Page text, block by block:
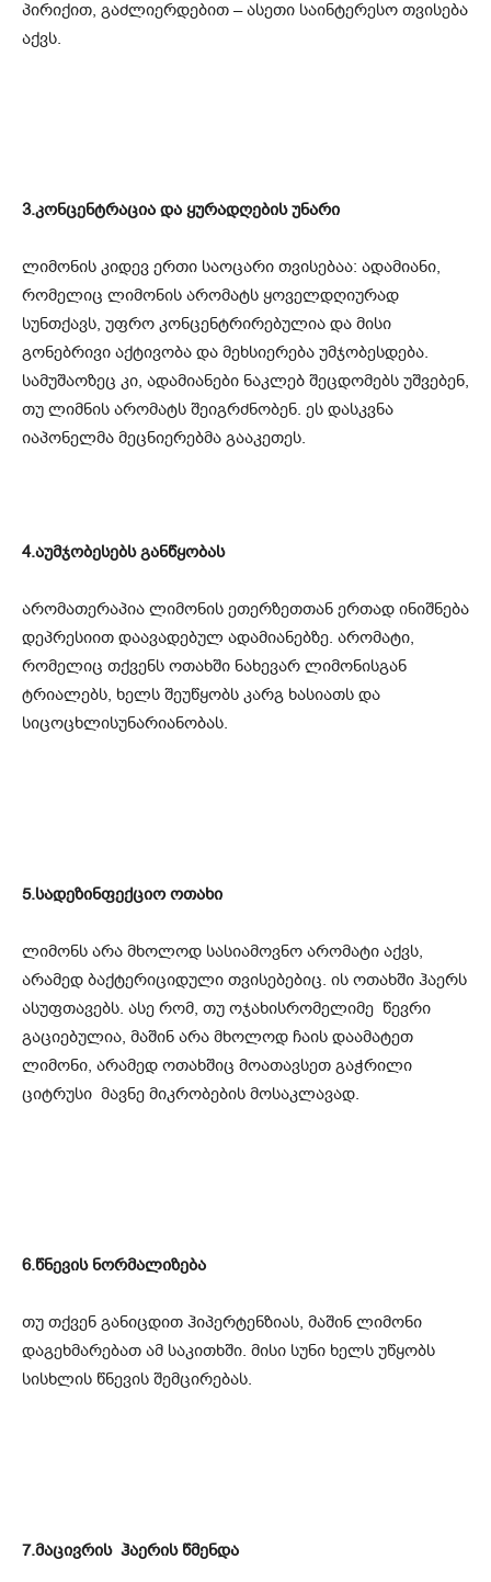
პირიქით, გაძლიერდებით – ასეთი საინტერესო თვისება
აქვს.
3.კონცენტრაცია და ყურადღების უნარი
ლიმონის კიდევ ერთი საოცარი თვისებაა: ადამიანი,
რომელიც ლიმონის არომატს ყოველდღიურად
სუნთქავს, უფრო კონცენტრირებულია და მისი
გონებრივი აქტივობა და მეხსიერება უმჯობესდება.
სამუშაოზეც კი, ადამიანები ნაკლებ შეცდომებს უშვებენ,
თუ ლიმნის არომატს შეიგრძნობენ. ეს დასკვნა
იაპონელმა მეცნიერებმა გააკეთეს.
4.აუმჯობესებს განწყობას
არომათერაპია ლიმონის ეთერზეთთან ერთად ინიშნება
დეპრესიით დაავადებულ ადამიანებზე. არომატი,
რომელიც თქვენს ოთახში ნახევარ ლიმონისგან
ტრიალებს, ხელს შეუწყობს კარგ ხასიათს და
სიცოცხლისუნარიანობას.
5.სადეზინფექციო ოთახი
ლიმონს არა მხოლოდ სასიამოვნო არომატი აქვს,
არამედ ბაქტერიციდული თვისებებიც. ის ოთახში ჰაერს
ასუფთავებს. ასე რომ, თუ ოჯახისრომელიმე წევრი
გაციებულია, მაშინ არა მხოლოდ ჩაის დაამატეთ
ლიმონი, არამედ ოთახშიც მოათავსეთ გაჭრილი
ციტრუსი მავნე მიკრობების მოსაკლავად.
6.წნევის ნორმალიზება
თუ თქვენ განიცდით ჰიპერტენზიას, მაშინ ლიმონი
დაგეხმარებათ ამ საკითხში. მისი სუნი ხელს უწყობს
სისხლის წნევის შემცირებას.
7.მაცივრის ჰაერის წმენდა